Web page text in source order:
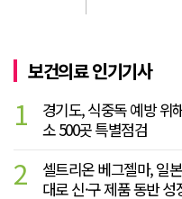
보건의료 인기기사
1
경기도, 식중독 예방 위
소 500곳 특별점검
2
셀트리온 베그젤마, 일
대로 신·구 제품 동반 성